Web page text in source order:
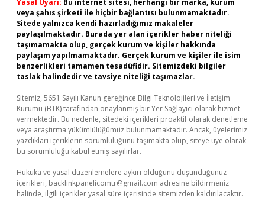
Yasal Uyarı: Bu internet sitesi, herhangi bir marka, kurum
veya şahıs şirketi ile hiçbir bağlantısı bulunmamaktadır.
Sitede yalnızca kendi hazırladığımız makaleler
paylaşılmaktadır. Burada yer alan içerikler haber niteliği
taşımamakta olup, gerçek kurum ve kişiler hakkında
paylaşım yapılmamaktadır. Gerçek kurum ve kişiler ile isim
benzerlikleri tamamen tesadüfidir. Sitemizdeki bilgiler
taslak halindedir ve tavsiye niteliği taşımazlar.
Sitemiz, 5651 Sayılı Kanun gereğince Bilgi Teknolojileri ve İletişim
Kurumu (BTK) tarafından onaylanmış bir Yer Sağlayıcı olarak hizmet
vermektedir. Bu nedenle, sitedeki içerikleri proaktif olarak denetleme
veya araştırma yükümlülüğümüz bulunmamaktadır. Ancak, üyelerimiz
yazdıkları içeriklerin sorumluluğunu taşımakta olup, siteye üye olarak
bu sorumluluğu kabul etmiş sayılırlar.
Hukuka ve yasal düzenlemelere aykırı olduğunu düşündüğünüz
içerikleri, backlinkpanelicomtr@gmail.com adresine bildirmeniz
halinde, ilgili içerikler yasal süre içerisinde sitemizden kaldırılacaktır.